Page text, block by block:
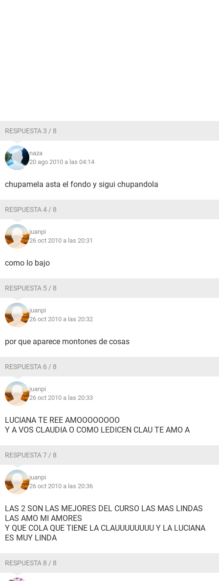
RESPUESTA 3 / 8
naza
20 ago 2010 a las 04:14
chupamela asta el fondo y sigui chupandola
RESPUESTA 4 / 8
juanpi
26 oct 2010 a las 20:31
como lo bajo
RESPUESTA 5 / 8
juanpi
26 oct 2010 a las 20:32
por que aparece montones de cosas
RESPUESTA 6 / 8
juanpi
26 oct 2010 a las 20:33
LUCIANA TE REE AMOOOOOOOO
Y A VOS CLAUDIA O COMO LEDICEN CLAU TE AMO A
RESPUESTA 7 / 8
juanpi
26 oct 2010 a las 20:36
LAS 2 SON LAS MEJORES DEL CURSO LAS MAS LINDAS
LAS AMO MI AMORES
Y QUE COLA QUE TIENE LA CLAUUUUUUUU Y LA LUCIANA
ES MUY LINDA
RESPUESTA 8 / 8